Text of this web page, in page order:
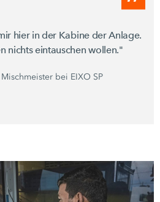
hier in der Kabine der Anlage.
nichts eintauschen wollen."
bei EIXO SP